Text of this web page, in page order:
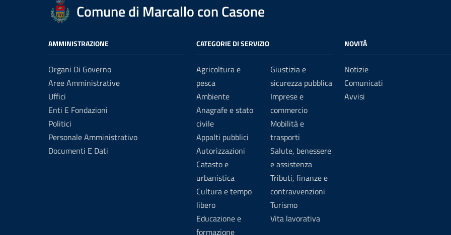
Comune di Marcallo con Casone
AMMINISTRAZIONE
Organi Di Governo
Aree Amministrative
Uffici
Enti E Fondazioni
Politici
Personale Amministrativo
Documenti E Dati
CATEGORIE DI SERVIZIO
Agricoltura e
pesca
Ambiente
Anagrafe e stato
civile
Appalti pubblici
Autorizzazioni
Catasto e
urbanistica
Cultura e tempo
libero
Educazione e
formazione
Giustizia e
sicurezza pubblica
Imprese e
commercio
Mobilità e
trasporti
Salute, benessere
e assistenza
Tributi, finanze e
contravvenzioni
Turismo
Vita lavorativa
NOVITÀ
Notizie
Comunicati
Avvisi